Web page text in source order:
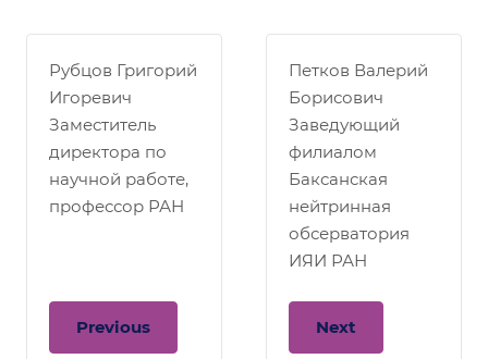
Рубцов Григорий
Игоревич
Заместитель
директора по
научной работе,
профессор РАН
Previous
Петков Валерий
Борисович
Заведующий
филиалом
Баксанская
нейтринная
обсерватория
ИЯИ РАН
Next